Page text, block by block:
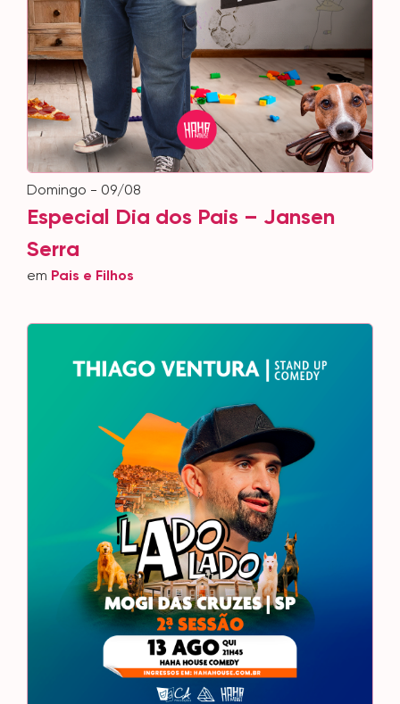
domingo - 09/08
Especial Dia dos Pais – Jansen
Serra
em Pais e Filhos